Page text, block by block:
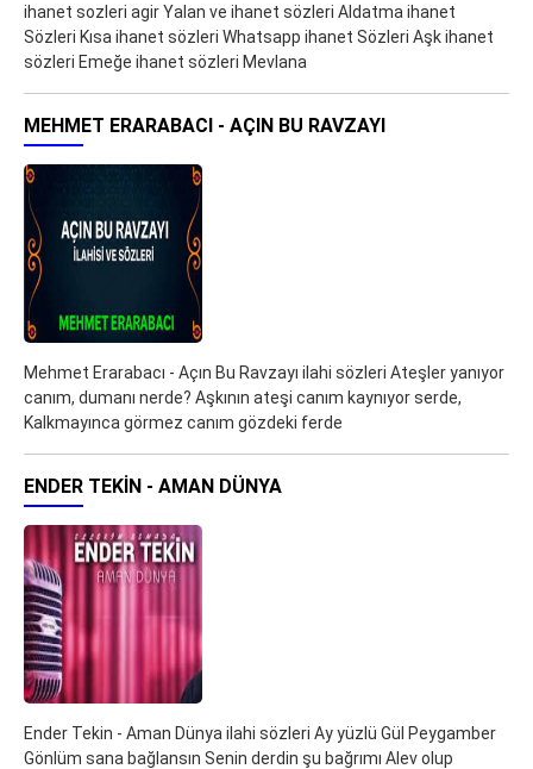
ihanet sozleri agir Yalan ve ihanet sözleri Aldatma ihanet
Sözleri Kısa ihanet sözleri Whatsapp ihanet Sözleri Aşk ihanet
sözleri Emeğe ihanet sözleri Mevlana
MEHMET ERARABACI - AÇIN BU RAVZAYI
Mehmet Erarabacı - Açın Bu Ravzayı ilahi sözleri Ateşler yanıyor
canım, dumanı nerde? Aşkının ateşi canım kaynıyor serde,
Kalkmayınca görmez canım gözdeki ferde
ENDER TEKIN - AMAN DÜNYA
Ender Tekin - Aman Dünya ilahi sözleri Ay yüzlü Gül Peygamber
Gönlüm sana bağlansın Senin derdin şu bağrımı Alev olup